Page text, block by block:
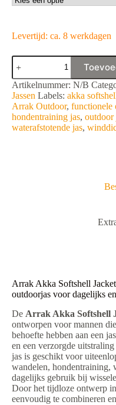
Levertijd: ca. 8 werkdagen
Arrak
Akka
Softshell
Jacket
Men
Navy
aantal
A
l
t
e
r
Artikelnummer: N/B
Jassen Labels: akka
Arrak Outdoor, functionele
hondentraining jas, outdoor
waterafstotende jas,
Arrak Akka Softshell
outdoorjas voor dagelijks
De Arrak Akka Softshell
ontworpen voor mannen
behoefte hebben aan een
en een verzorgde
jas is geschikt voor
wandelen, hondentraining,
dagelijks gebruik bij
Door het tijdloze ontwerp
eenvoudig te combineren